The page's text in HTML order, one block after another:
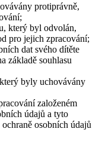
protiprávně,
který byl odvolán,
pro jejich zpracování;
dat svého dítěte
základě souhlasu
byly uchovávány
založeném
údajů a tyto
osobních údajů